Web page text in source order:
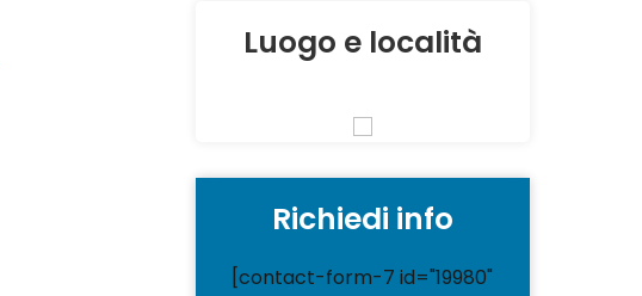
Luogo e località
Richiedi info
[contact-form-7 id="19980"